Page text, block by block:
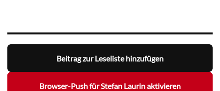
Beitrag zur Leseliste hinzufügen
Browser-Push für Stefan Laurin aktivieren